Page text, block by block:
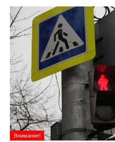
Внимание!